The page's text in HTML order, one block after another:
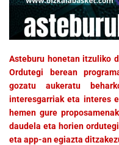
Asteburu honetan itzuliko
Ordutegi berean
gozatu aukeratu
interesgarriak eta interes
hemen gure
daudela eta horien
eta app-an egiazta